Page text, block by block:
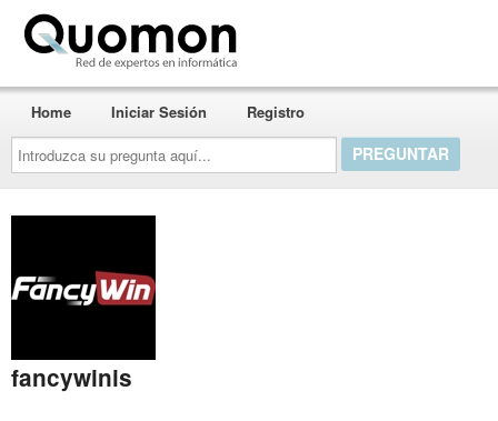
Introduzca
su
pregunta
aquí...
Home Iniciar Sesión Registro
fancywinis